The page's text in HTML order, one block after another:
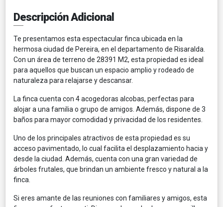
Descripción Adicional
Te presentamos esta espectacular finca ubicada en la
hermosa ciudad de Pereira, en el departamento de Risaralda.
Con un área de terreno de 28391 M2, esta propiedad es ideal
para aquellos que buscan un espacio amplio y rodeado de
naturaleza para relajarse y descansar.
La finca cuenta con 4 acogedoras alcobas, perfectas para
alojar a una familia o grupo de amigos. Además, dispone de 3
baños para mayor comodidad y privacidad de los residentes.
Uno de los principales atractivos de esta propiedad es su
acceso pavimentado, lo cual facilita el desplazamiento hacia y
desde la ciudad. Además, cuenta con una gran variedad de
árboles frutales, que brindan un ambiente fresco y natural a la
finca.
Si eres amante de las reuniones con familiares y amigos, esta